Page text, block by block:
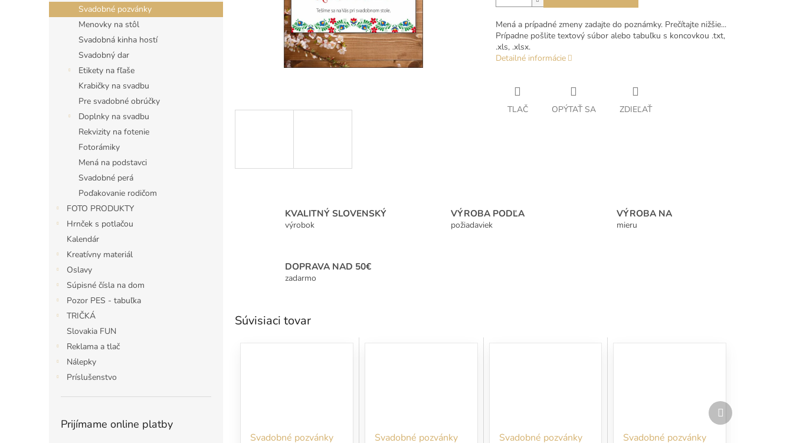
Svadobné pozvánky
Menovky na stôl
Svadobná kinha hostí
Svadobný dar
Etikety na fľaše
Krabičky na svadbu
Pre svadobné obrúčky
Doplnky na svadbu
Rekvizity na fotenie
Fotorámiky
Mená na podstavci
Svadobné perá
Poďakovanie rodičom
FOTO PRODUKTY
Hrnček s potlačou
Kalendár
Kreatívny materiál
Oslavy
Súpisné čísla na dom
Pozor PES - tabuľka
TRIČKÁ
Slovakia FUN
Reklama a tlač
Nálepky
Príslušenstvo
Prijímame online platby
Mená a prípadné zmeny zadajte do poznámky. Prečítajte nižšie...
Prípadne pošlite textový súbor alebo tabuľku s koncovkou .txt,
.xls, .xlsx.
Detailné informácie
TLAČ OPÝTAŤ SA ZDIEĽAŤ
KVALITNÝ SLOVENSKÝ
výrobok
VÝROBA PODĽA
požiadaviek
VÝROBA NA
mieru
DOPRAVA NAD 50€
zadarmo
Súvisiaci tovar
Svadobné pozvánky
Svadobné pozvánky
Svadobné pozvánky
Svadobné pozvánky
Ďalší
produkt